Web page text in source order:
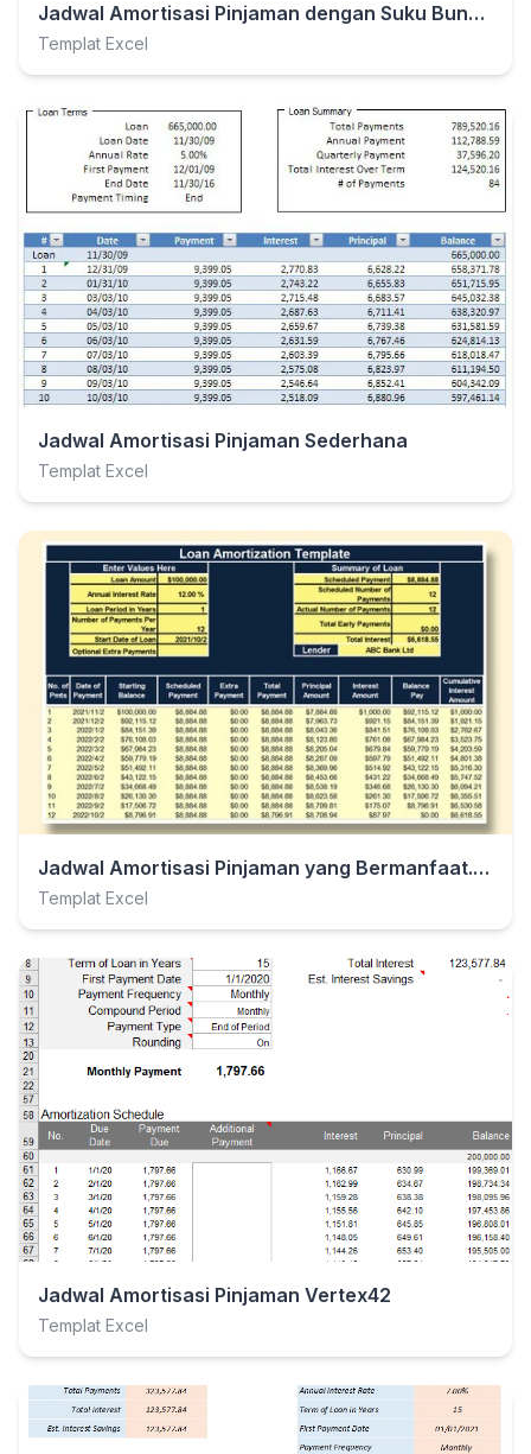
Jadwal Amortisasi Pinjaman dengan Suku Bunga Variabel
Templat Excel
Jadwal Amortisasi Pinjaman Sederhana
Templat Excel
Jadwal Amortisasi Pinjaman yang Bermanfaat.xlsx
Templat Excel
Jadwal Amortisasi Pinjaman Vertex42
Templat Excel